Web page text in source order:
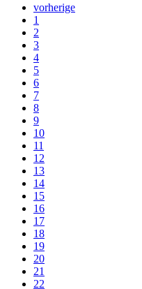
vorherige
1
2
3
4
5
6
7
8
9
10
11
12
13
14
15
16
17
18
19
20
21
22